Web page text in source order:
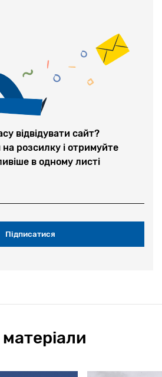
відвідувати сайт?
на розсилку і отримуйте
в одному листі